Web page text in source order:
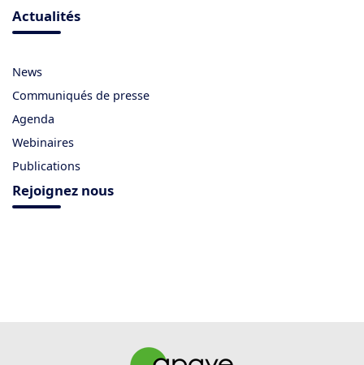
Actualités
News
Communiqués de presse
Agenda
Webinaires
Publications
Rejoignez nous